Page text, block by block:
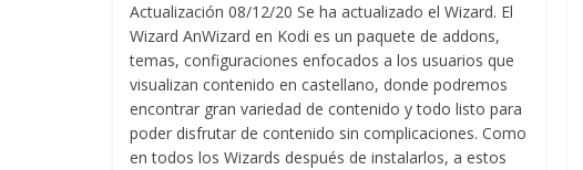
Actualización 08/12/20 Se ha actualizado el Wizard. El
Wizard AnWizard en Kodi es un paquete de addons,
temas, configuraciones enfocados a los usuarios que
visualizan contenido en castellano, donde podremos
encontrar gran variedad de contenido y todo listo para
poder disfrutar de contenido sin complicaciones. Como
en todos los Wizards después de instalarlos, a estos